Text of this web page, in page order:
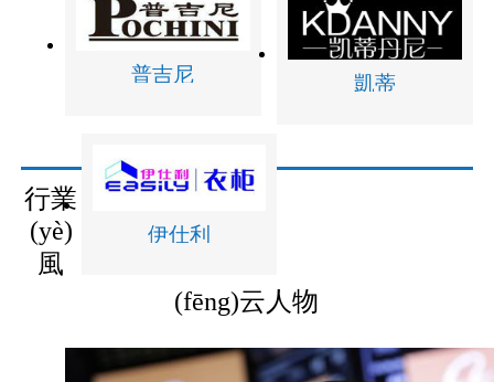
凱蒂
普吉尼
伊仕利
行業
(yè)
風
(fēng)云人物